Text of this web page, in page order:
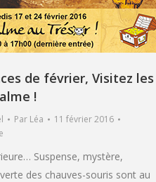
de février, Visitez les
!
Par Léa
11 février 2016
Suspense, mystère,
des chauves-souris sont au